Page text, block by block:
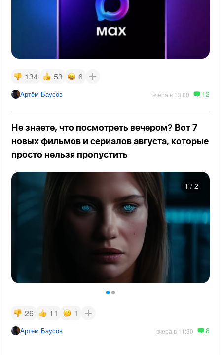
134 53 6
Артём Баусов вчера в 13:00 12
Не знаете, что посмотреть вечером? Вот 7
новых фильмов и сериалов августа, которые
просто нельзя пропустить
1 / 2
26 11 1
Артём Баусов вчера в 11:30 8